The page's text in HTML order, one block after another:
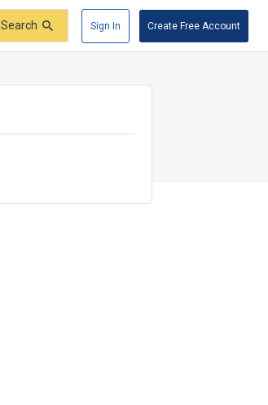
Search Sign In Create Free Account